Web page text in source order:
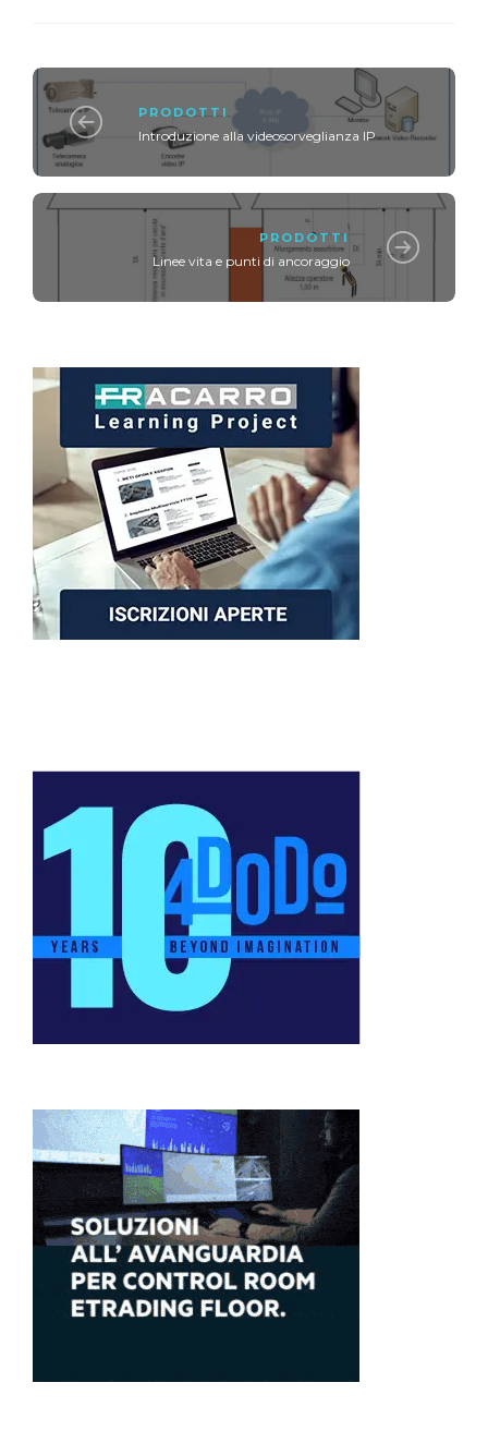
PRODOTTI
Introduzione alla videosorveglianza IP
PRODOTTI
Linee vita e punti di ancoraggio